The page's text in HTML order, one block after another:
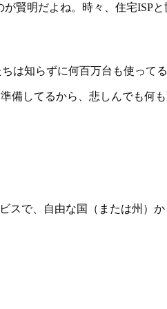
賢明だよね。時々、住宅ISP
は知らずに何百万台も使ってる
備してるから、悲しんでも何
で、自由な国（または州）か